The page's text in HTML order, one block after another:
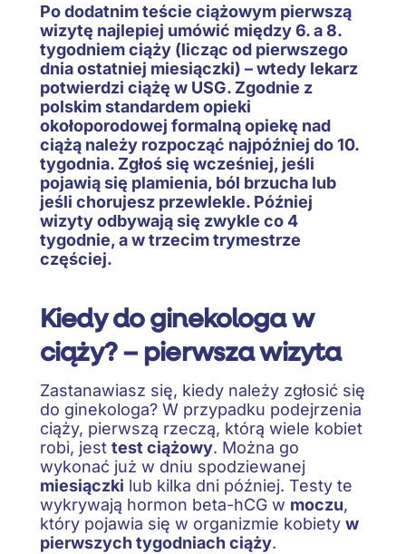
Po dodatnim teście ciążowym pierwszą
wizytę najlepiej umówić między 6. a 8.
tygodniem ciąży (licząc od pierwszego
dnia ostatniej miesiączki) – wtedy lekarz
potwierdzi ciążę w USG. Zgodnie z
polskim standardem opieki
okołoporodowej formalną opiekę nad
ciążą należy rozpocząć najpóźniej do 10.
tygodnia. Zgłoś się wcześniej, jeśli
pojawią się plamienia, ból brzucha lub
jeśli chorujesz przewlekle. Później
wizyty odbywają się zwykle co 4
tygodnie, a w trzecim trymestrze
częściej.
Kiedy do ginekologa w
ciąży? – pierwsza wizyta
Zastanawiasz się, kiedy należy zgłosić się
do ginekologa? W przypadku podejrzenia
ciąży, pierwszą rzeczą, którą wiele kobiet
robi, jest test ciążowy. Można go
wykonać już w dniu spodziewanej
miesiączki lub kilka dni później. Testy te
wykrywają hormon beta-hCG w moczu,
który pojawia się w organizmie kobiety w
pierwszych tygodniach ciąży.